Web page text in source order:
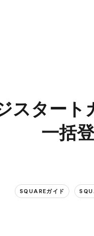
ジスター
一括
SQUAREガイド